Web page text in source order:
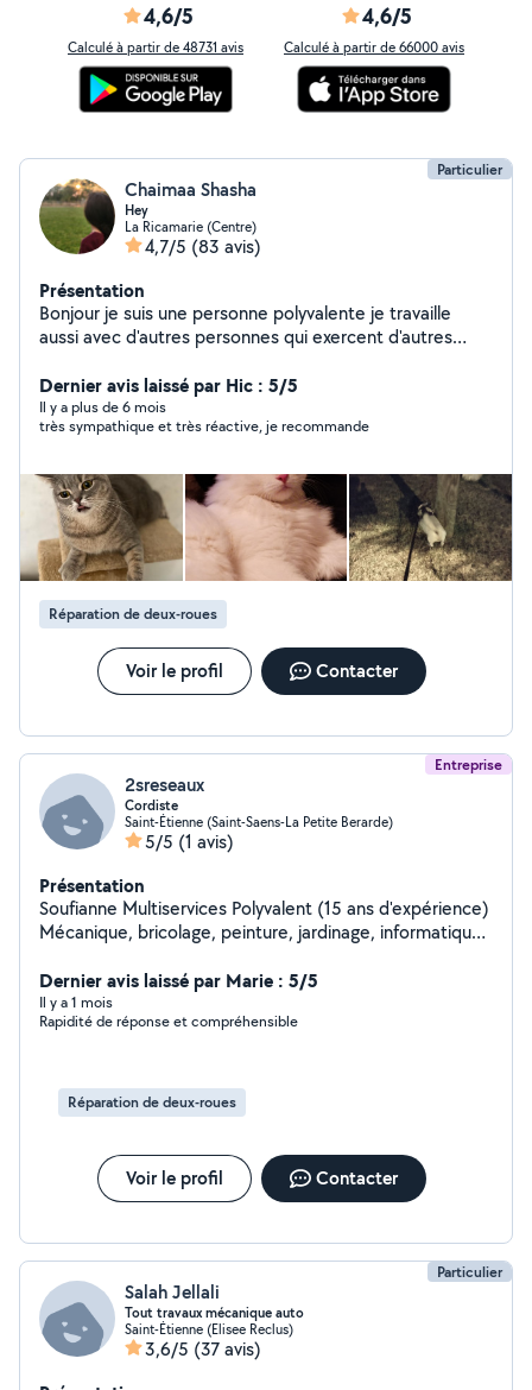
4,6/5
Calculé à partir de 48731 avis
4,6/5
Calculé à partir de 66000 avis
Particulier
Chaimaa Shasha
Hey
La Ricamarie (Centre)
4,7/5 (83 avis)
Présentation
Bonjour je suis une personne polyvalente je travaille
aussi avec d'autres personnes qui exercent d'autres
informatique et ménage garde d'animaux ...... je peux
très bien vous faciliter la tâche afin de vous mettre en
relation avec ces personnes professionnels n'hésitez
Dernier avis laissé par Hic : 5/5
Il y a plus de 6 mois
très sympathique et très réactive, je recommande
Réparation de deux-roues
Voir le profil Contacter
Entreprise
2sreseaux
Cordiste
Saint-Étienne (Saint-Saens-La Petite Berarde)
5/5 (1 avis)
Présentation
Soufianne Multiservices Polyvalent (15 ans d'expérience)
Mécanique, bricolage, peinture, jardinage, informatique,
Réparations (cardans, démarreur, freins), vidange,
diagnostic, dépannage urgent. Bricolage/Peinture :
Montage, réparations, peinture intérieure/extérieure,
léger, livraison terreau/gravier. Informatique :
Dépannage PC, réseau, logiciels, récupération données.
débarras, nettoyage après travaux. Pourquoi moi ? 15
ans d'expérience et matériel pro. Devis gratuit,
Travail soigné et ponctuel.
Dernier avis laissé par Marie : 5/5
Il y a 1 mois
Rapidité de réponse et compréhensible
Réparation de deux-roues
Voir le profil Contacter
Particulier
Salah Jellali
Tout travaux mécanique auto
Saint-Étienne (Elisee Reclus)
3,6/5 (37 avis)